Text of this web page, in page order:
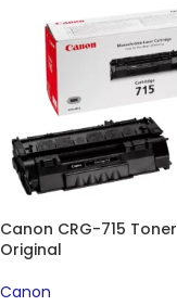
Canon CRG-715 Toner
Original
Canon